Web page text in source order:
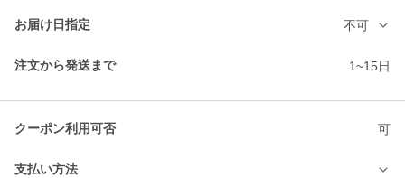
お届け日指定 不可
注文から発送まで 1~15日
クーポン利用可否 可
支払い方法